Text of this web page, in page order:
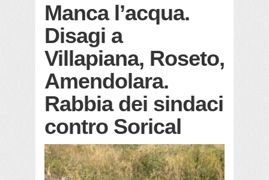
Manca l’acqua.
Disagi a
Villapiana, Roseto,
Amendolara.
Rabbia dei sindaci
contro Sorical